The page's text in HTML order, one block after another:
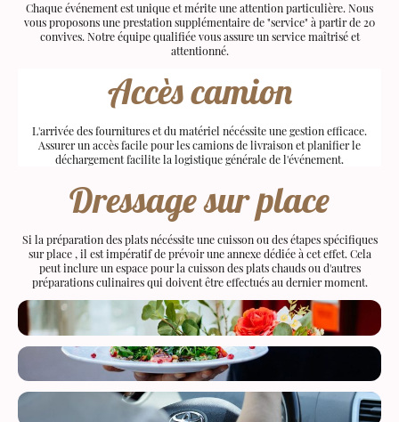
Chaque événement est unique et mérite une attention particulière. Nous
vous proposons une prestation supplémentaire de "service" à partir de 20
convives. Notre équipe qualifiée vous assure un service maîtrisé et
attentionné.
Accès camion
L'arrivée des fournitures et du matériel nécéssite une gestion efficace.
Assurer un accès facile pour les camions de livraison et planifier le
déchargement facilite la logistique générale de l'événement.
Dressage sur place
Si la préparation des plats nécéssite une cuisson ou des étapes spécifiques
sur place , il est impératif de prévoir une annexe dédiée à cet effet. Cela
peut inclure un espace pour la cuisson des plats chauds ou d'autres
préparations culinaires qui doivent être effectués au dernier moment.